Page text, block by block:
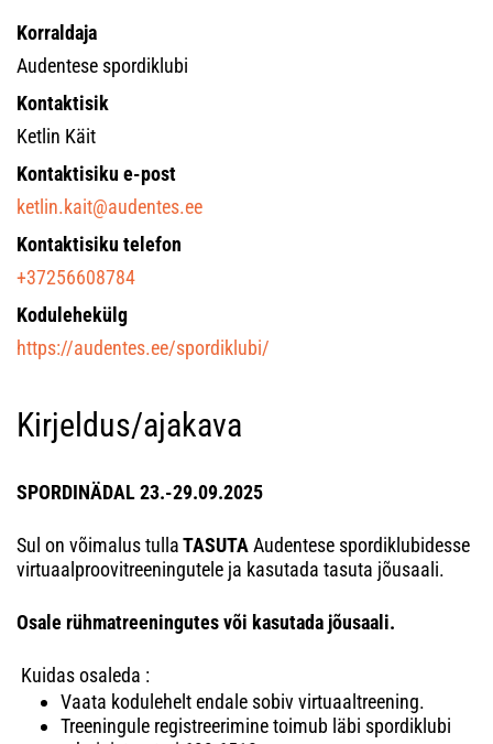
Korraldaja
Audentese spordiklubi
Kontaktisik
Ketlin Käit
Kontaktisiku e-post
ketlin.kait@audentes.ee
Kontaktisiku telefon
+37256608784
Kodulehekülg
https://audentes.ee/spordiklubi/
Kirjeldus/ajakava
SPORDINÄDAL 23.-29.09.2025
Sul on võimalus tullaTASUTAAudentese spordiklubidesse
virtuaalproovitreeningutele ja kasutada tasuta jõusaali.
Osale rühmatreeningutes või kasutada jõusaali.
Kuidas osaleda :
Vaata kodulehelt endale sobiv virtuaaltreening.
Treeningule registreerimine toimub läbi spordiklubi